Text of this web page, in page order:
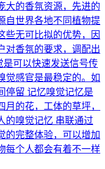
大的香氛资源，先进的
自世界各地不同植物提
些无可比拟的优势，因
对香氛的要求，调配出
可以快速发送信号传
觉感官是最稳定的。如
停留 记忆嗅觉记忆是
的花，工体的草坪，
的嗅觉记忆 串联通过
的完整体验，可以增加
每个人都会有着不一样